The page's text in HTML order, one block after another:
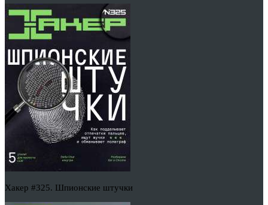
Хакер #325. Шпионские штучки